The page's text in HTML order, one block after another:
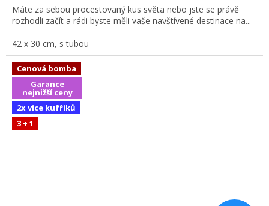
Máte za sebou procestovaný kus světa nebo jste se právě
rozhodli začít a rádi byste měli vaše navštívené destinace na...
42 x 30 cm, s tubou
Cenová bomba
Garance
nejnižší ceny
2x více kufříků
3 + 1